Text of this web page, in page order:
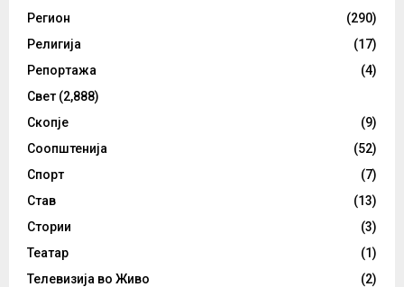
Регион
(290)
Религија
(17)
Репортажа
(4)
Свет (2,888)
Скопје
(9)
Соопштенија
(52)
Спорт
(7)
Став
(13)
Стории
(3)
Театар
(1)
Телевизија во Живо
(2)